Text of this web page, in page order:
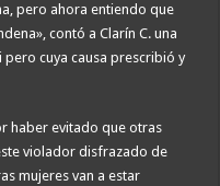
pero ahora entiendo que
contó a Clarín C. una
pero cuya causa prescribió y
haber evitado que otras
violador disfrazado de
mujeres van a estar